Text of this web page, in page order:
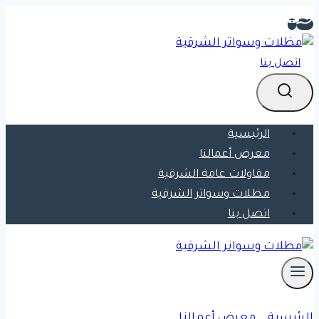
إلى
اتصل بنا
الرئيسية
معرض أعمالنا
مقاولات عامة الشرقية
مظلات وسواتر الشرقية
اتصل بنا